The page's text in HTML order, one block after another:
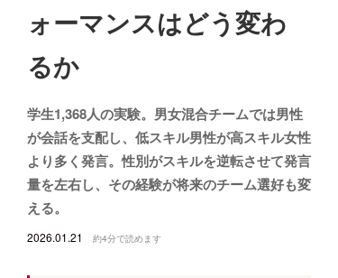
ォーマンスはどう変わ
るか
学生1,368人の実験。男女混合チームでは男性
が会話を支配し、低スキル男性が高スキル女性
より多く発言。性別がスキルを逆転させて発言
量を左右し、その経験が将来のチーム選好も変
える。
2026.01.21 約4分で読めます